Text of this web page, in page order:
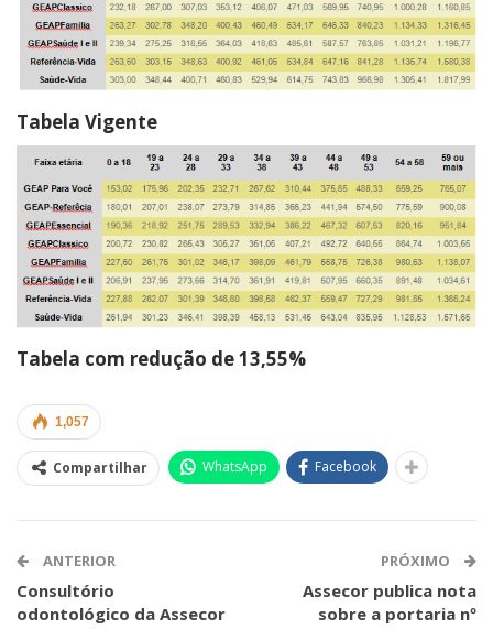
Tabela Vigente
Tabela com redução de 13,55%
1,057
Compartilhar WhatsApp Facebook
ANTERIOR
Consultório
odontológico da Assecor
PRÓXIMO
Assecor publica nota
sobre a portaria nº